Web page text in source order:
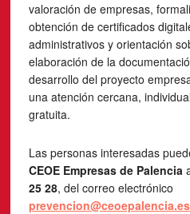
valoración de empresas,
obtención de certificados
administrativos y orientación
elaboración de la
desarrollo del proyecto
una atención cercana,
gratuita.
Las personas interesadas
CEOE Empresas de Palencia
25 28, del correo electrónico
prevencion@ceoepalencia.es